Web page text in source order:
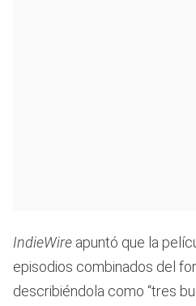
IndieWire apuntó que la
episodios combinados del
describiéndola como “tres